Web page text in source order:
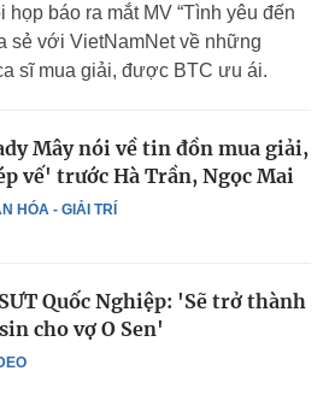
họp báo ra mắt MV “Tình yêu đến
sẻ với VietNamNet về những
sĩ mua giải, được BTC ưu ái.
HÓA - GIẢI TRÍ
Mây nói về tin đồn mua giải,
vế' trước Hà Trần, Ngọc Mai
Quốc Nghiệp: 'Sẽ trở thành
cho vợ O Sen'